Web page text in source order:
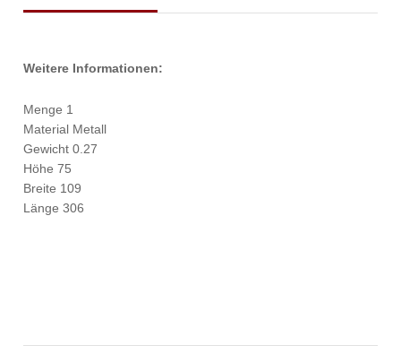
Weitere Informationen:
Menge 1
Material Metall
Gewicht 0.27
Höhe 75
Breite 109
Länge 306